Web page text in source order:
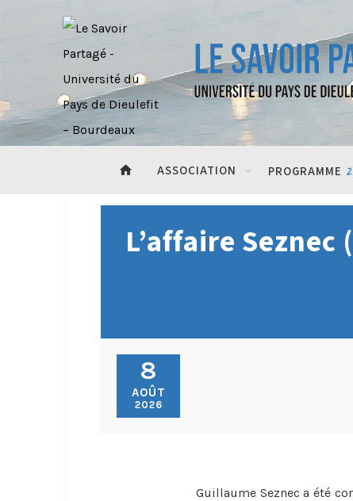
home ASSOCIATION PROGRAMME
L’affaire Seznec
8
AOÛT
2026
Guillaume Seznec a été